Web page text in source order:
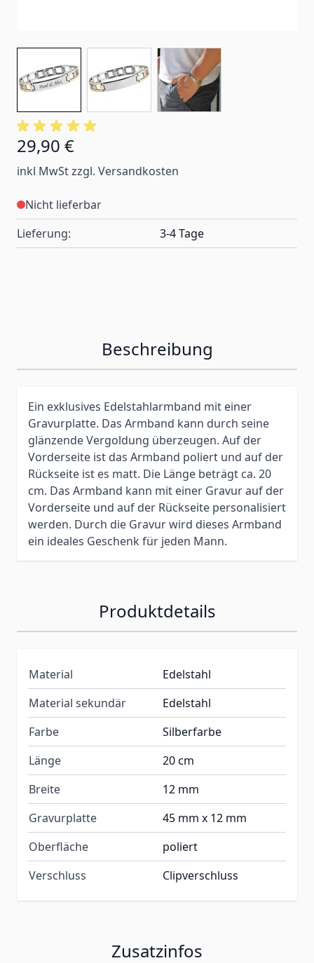
29,90 €
inkl MwSt zzgl. Versandkosten
Nicht lieferbar
Lieferung:
3-4 Tage
Beschreibung
Ein exklusives Edelstahlarmband mit einer
Gravurplatte. Das Armband kann durch seine
glänzende Vergoldung überzeugen. Auf der
Vorderseite ist das Armband poliert und auf der
Rückseite ist es matt. Die Länge beträgt ca. 20
cm. Das Armband kann mit einer Gravur auf der
Vorderseite und auf der Rückseite personalisiert
werden. Durch die Gravur wird dieses Armband
ein ideales Geschenk für jeden Mann.
Produktdetails
Material
Edelstahl
Material sekundär
Edelstahl
Farbe
Silberfarbe
Länge
20 cm
Breite
12 mm
Gravurplatte
45 mm x 12 mm
Oberfläche
poliert
Verschluss
Clipverschluss
Zusatzinfos